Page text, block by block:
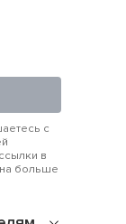
с
в
больше